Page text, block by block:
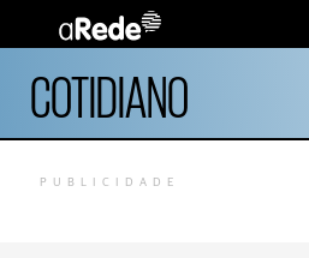
COTIDIANO
PUBLICIDADE